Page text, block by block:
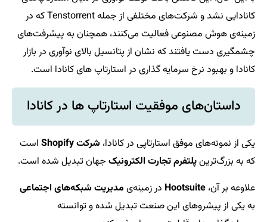
کانادایی نشد و شرکت‌های مختلفی از جمله Tenstorrent که در
زمینه‌ی هوش مصنوعی فعالیت می‌کنند، همچنان به پیشرفت‌های
چشمگیری دست یافتند که نشان از پتانسیل بالای نوآوری در بازار
کانادا و بهبود نرخ سرمایه گذاری در استارتاپ های کانادا است.
داستان‌های موفقیت استارتاپ ها در کانادا
یکی از نمونه‌های موفق استارتاپی در کانادا، شرکت Shopify
است
که به بزرگ‌ترینپلتفرم تجارت الکترونیک جهان تبدیل شده است.
علاوعه بر آن، Hootsuite در زمینه‌ی مدیریت شبکه‌های اجتماعی
به یکی از پیشروهای این صنعت تبدیل شده و توانسته